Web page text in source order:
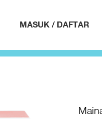
MASUK / DAFTAR